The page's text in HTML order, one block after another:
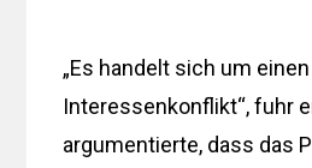
„Es handelt sich um
Interessenkonflikt“, fuhr
argumentierte, dass das